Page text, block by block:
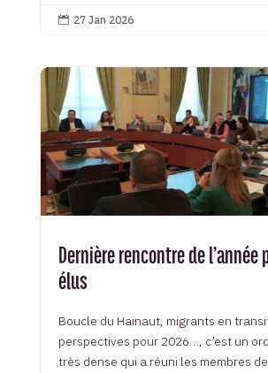
 27 Jan 2026
Dernière rencontre de l’année
élus
Boucle du Hainaut, migrants en
perspectives pour 2026…, c’est un
très dense qui a réuni les membres